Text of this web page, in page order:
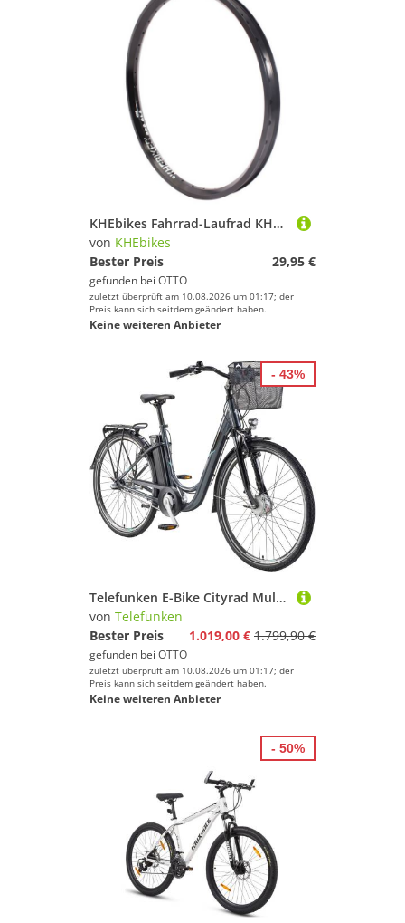
KHEbikes Fahrrad-Laufrad KHE BIG400 V2 BMX Felge 20 Zoll Doppelkammer 36 Loch Schwarz, 36 Loch für gängige BMX Naben und Speichenbilder
von KHEbikes
Bester Preis
29,95 €
gefunden bei OTTO
zuletzt überprüft am 10.08.2026 um 01:17; der
Preis kann sich seitdem geändert haben.
Keine weiteren Anbieter
Telefunken E-Bike Cityrad Multitalent RC830, 3 Gang Shimano Nexus Schaltwerk, Frontmotor, 531,3 Wh, Pedelec, Elektrofahrrad für Damen u. Herren
von Telefunken
Bester Preis
1.019,00 € 1.799,90 €
gefunden bei OTTO
zuletzt überprüft am 10.08.2026 um 01:17; der
Preis kann sich seitdem geändert haben.
Keine weiteren Anbieter
- 43%
- 50%